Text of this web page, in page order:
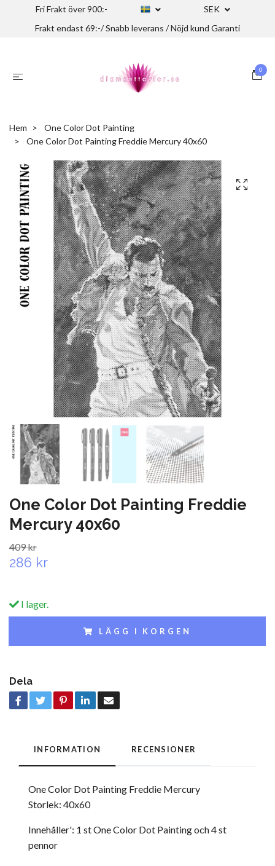
Fri Frakt över 900:-
SEK
Frakt endast 69:-/ Snabb leverans / Nöjd kund Garanti
0
Hem
One Color Dot Painting
One Color Dot Painting Freddie Mercury 40x60
One Color Dot Painting Freddie
Mercury 40x60
409 kr
286 kr
I lager.
LÄGG I KORGEN
Dela
INFORMATION RECENSIONER
One Color Dot Painting Freddie Mercury
Storlek: 40x60
Innehåller': 1 st One Color Dot Painting och 4 st
pennor